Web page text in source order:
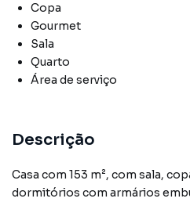
Copa
Gourmet
Sala
Quarto
Área de serviço
Descrição
Casa com 153 m², com sala,
dormitórios com armários